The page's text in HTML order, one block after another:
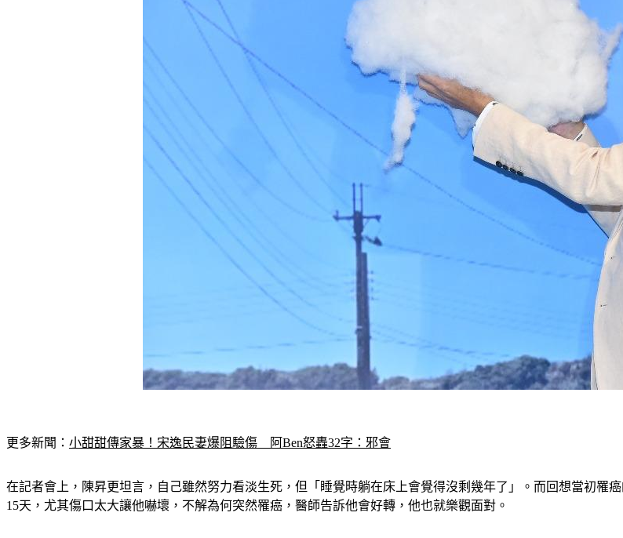
更多新聞： 小甜甜傳家暴！宋逸民妻爆阻驗傷　阿Ben怒轟32字：邪會
在記者會上，陳昇更坦言，自己雖然努力看淡生死，但「睡覺時躺在床上會覺得沒剩幾年了」。而回想當初罹
15天，尤其傷口太大讓他嚇壞，不解為何突然罹癌，醫師告訴他會好轉，他也就樂觀面對。